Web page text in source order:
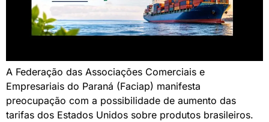
A Federação das Associações Comerciais e
Empresariais do Paraná (Faciap) manifesta
preocupação com a possibilidade de aumento das
tarifas dos Estados Unidos sobre produtos brasileiros.